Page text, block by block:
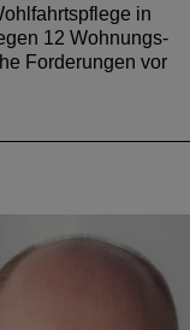
Forderungen vor